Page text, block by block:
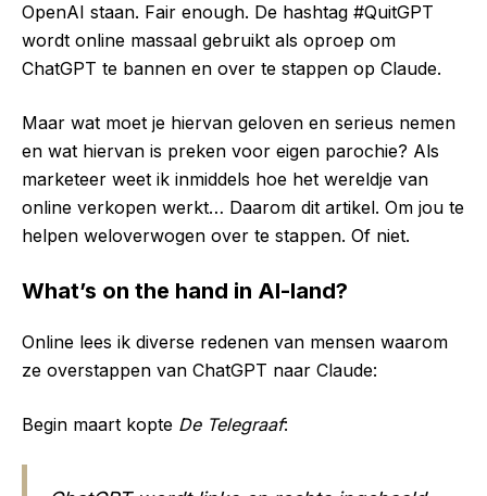
OpenAI staan. Fair enough. De hashtag #QuitGPT
wordt online massaal gebruikt als oproep om
ChatGPT te bannen en over te stappen op Claude.
Maar wat moet je hiervan geloven en serieus nemen
en wat hiervan is preken voor eigen parochie? Als
marketeer weet ik inmiddels hoe het wereldje van
online verkopen werkt… Daarom dit artikel. Om jou te
helpen weloverwogen over te stappen. Of niet.
What’s on the hand in AI-land?
Online lees ik diverse redenen van mensen waarom
ze overstappen van ChatGPT naar Claude:
Begin maart kopte De Telegraaf: